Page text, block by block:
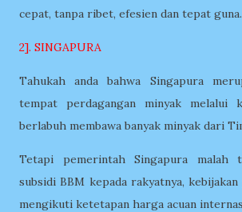
cepat, tanpa ribet, efesien dan tepat guna.
2]. SINGAPURA
Tahukah anda bahwa Singapura
tempat perdagangan minyak melalui
berlabuh membawa banyak minyak dari
Tetapi pemerintah Singapura malah
subsidi BBM kepada rakyatnya,
mengikuti ketetapan harga acuan